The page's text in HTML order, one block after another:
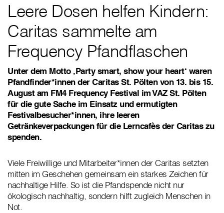
Leere Dosen helfen Kindern:
Caritas sammelte am
Frequency Pfandflaschen
Unter dem Motto ‚Party smart, show your heart‘ waren
Pfandfinder*innen der Caritas St. Pölten von 13. bis 15.
August am FM4 Frequency Festival im VAZ St. Pölten
für die gute Sache im Einsatz und ermutigten
Festivalbesucher*innen, ihre leeren
Getränkeverpackungen für die Lerncafès der Caritas zu
spenden.
Viele Freiwillige und Mitarbeiter*innen der Caritas setzten
mitten im Geschehen gemeinsam ein starkes Zeichen für
nachhaltige Hilfe. So ist die Pfandspende nicht nur
ökologisch nachhaltig, sondern hilft zugleich Menschen in
Not.